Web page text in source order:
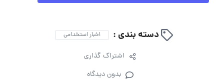
دسته بندی : اخبار استخدامی
اشتراک گذاری
بدون دیدگاه